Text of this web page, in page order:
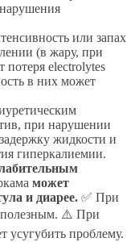
или запах
(в жару, при
потеря electrolytes
в них может
при нарушении
жидкости и
гиперкалиемии.
может
и диарее. ✅ При
полезным. ⚠️ При
усугубить проблему.